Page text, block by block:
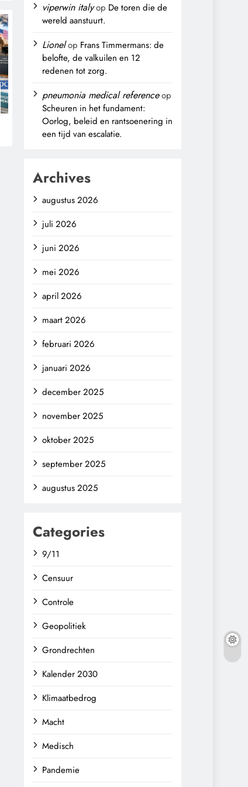
viperwin italyop De toren die de
wereld aanstuurt.
Lionelop Frans Timmermans: de
belofte, de valkuilen en 12
redenen tot zorg.
pneumonia medical referenceop
Scheuren in het fundament:
Oorlog, beleid en rantsoenering in
een tijd van escalatie.
Archives
augustus 2026
juli 2026
juni 2026
mei 2026
april 2026
maart 2026
februari 2026
januari 2026
december 2025
november 2025
oktober 2025
september 2025
augustus 2025
Categories
9/11
Censuur
Controle
Geopolitiek
Grondrechten
Kalender 2030
Klimaatbedrog
Macht
Medisch
Pandemie